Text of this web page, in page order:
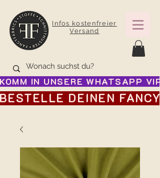
Infos kostenfreier
Versand
KOMM IN UNSERE WHATSAPP
BESTELLE DEINEN